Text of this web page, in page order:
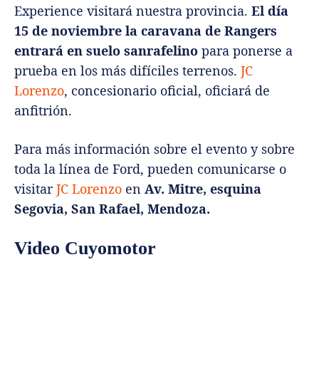
Experience visitará nuestra provincia. El día
15 de noviembre la caravana de Rangers
entrará en suelo sanrafelino para ponerse a
prueba en los más difíciles terrenos. JC
Lorenzo, concesionario oficial, oficiará de
anfitrión.
Para más información sobre el evento y sobre
toda la línea de Ford, pueden comunicarse o
visitarJC Lorenzo en Av. Mitre, esquina
Segovia, San Rafael, Mendoza.
Video Cuyomotor